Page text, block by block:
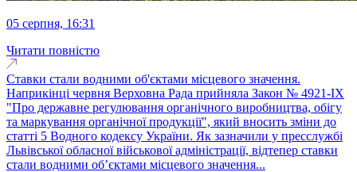
05 серпня, 16:31
Читати повністю
Ставки стали водними об'єктами місцевого значення.
Наприкінці червня Верховна Рада прийняла Закон № 4921-IX
"Про державне регулювання органічного виробництва, обігу
та маркування органічної продукції", який вносить зміни до
статті 5 Водного кодексу України. Як зазначили у пресслужбі
Львівської обласної військової адміністрації, відтепер ставки
стали водними об’єктами місцевого значення...